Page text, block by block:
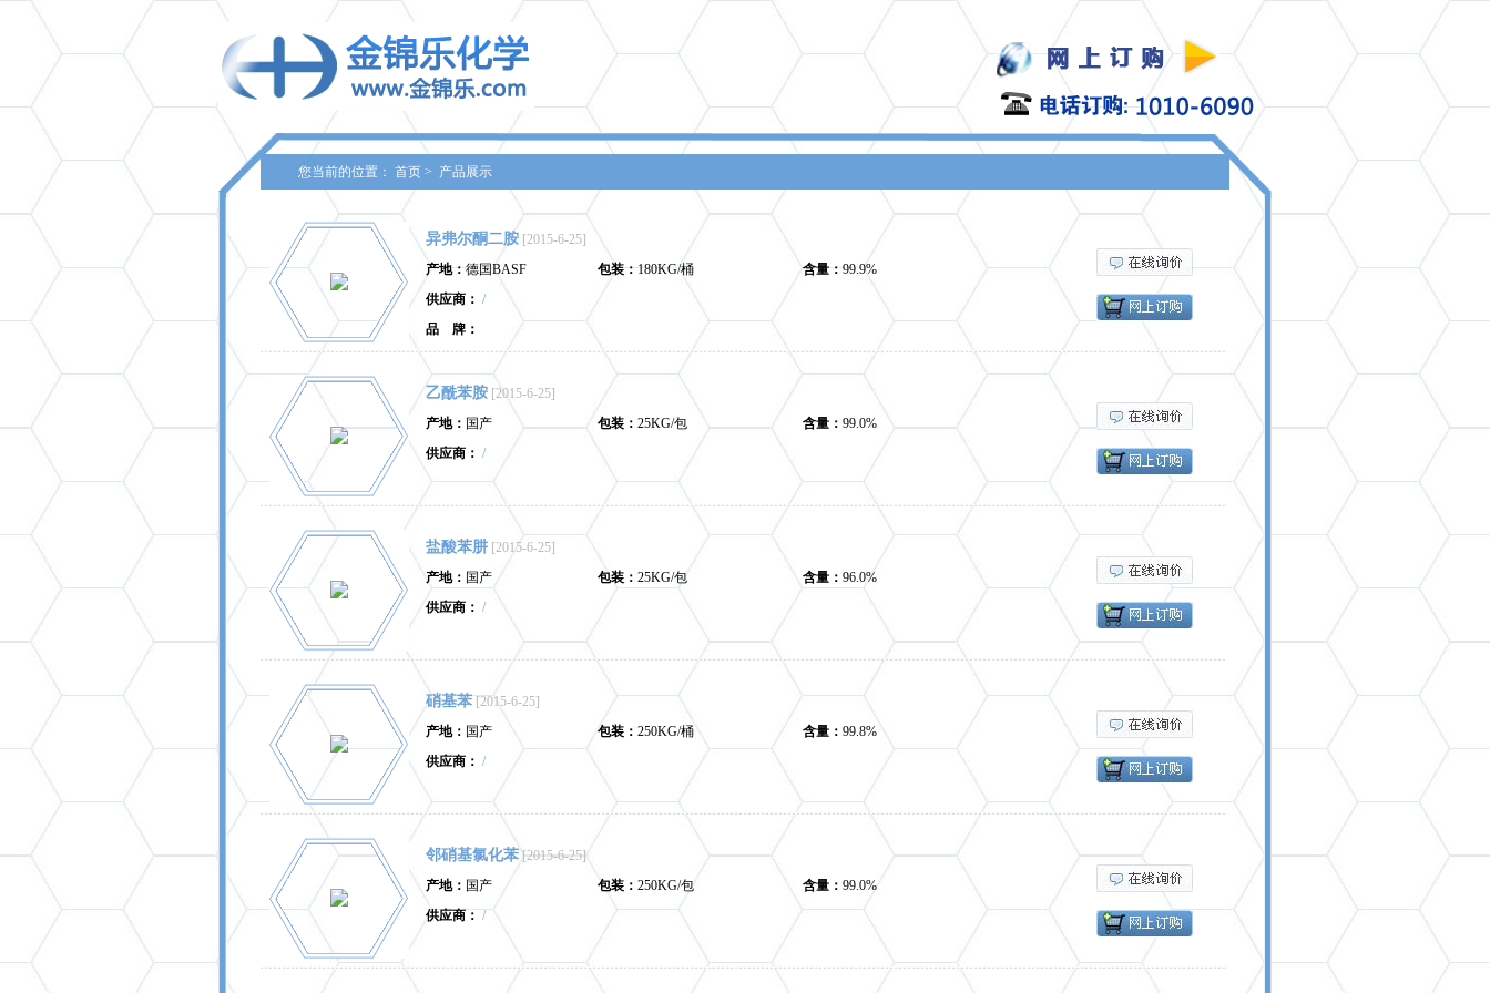
您当前的位置： 首页 > 产品展示
异弗尔酮二胺 [2015-6-25]
产地：德国BASF 包装：180KG/桶 含量：99.9%
供应商： /
品 牌：
乙酰苯胺 [2015-6-25]
产地： 国产 包装： 25KG/包 含量： 99.0%
供应商： /
盐酸苯肼 [2015-6-25]
产地： 国产 包装： 25KG/包 含量： 96.0%
供应商： /
硝基苯 [2015-6-25]
产地： 国产 包装： 250KG/桶 含量： 99.8%
供应商： /
邻硝基氯化苯 [2015-6-25]
产地： 国产 包装： 250KG/包 含量： 99.0%
供应商： /